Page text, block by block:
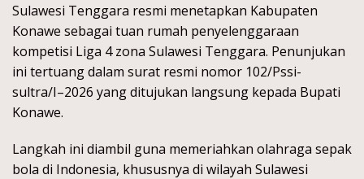
Sulawesi Tenggara resmi menetapkan Kabupaten
Konawe sebagai tuan rumah penyelenggaraan
kompetisi Liga 4 zona Sulawesi Tenggara. Penunjukan
ini tertuang dalam surat resmi nomor 102/Pssi-
sultra/I–2026 yang ditujukan langsung kepada Bupati
Konawe.
Langkah ini diambil guna memeriahkan olahraga sepak
bola di Indonesia, khususnya di wilayah Sulawesi